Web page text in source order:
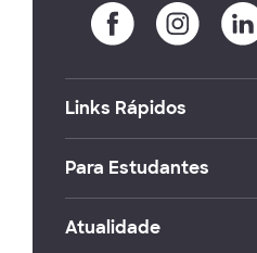
Links Rápidos
Para Estudantes
Atualidade